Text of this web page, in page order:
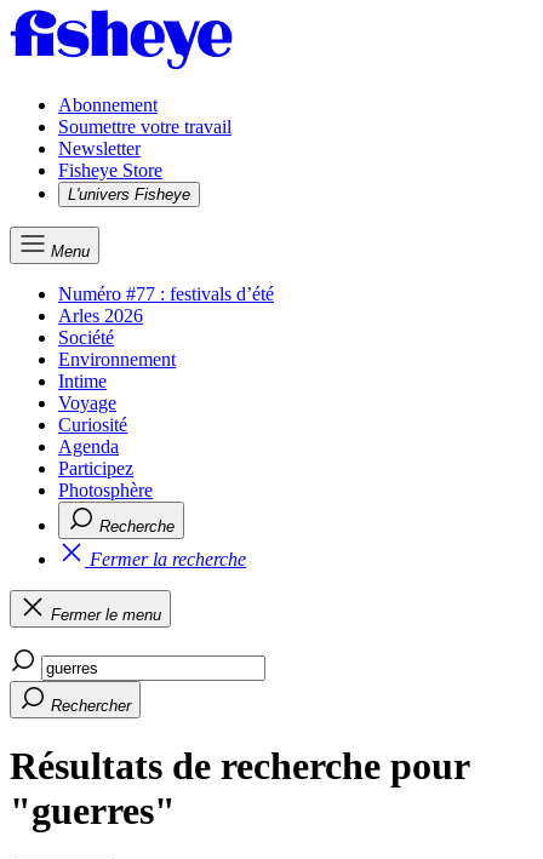
Abonnement
Soumettre votre travail
Newsletter
Fisheye Store
L'univers Fisheye
Menu
Numéro #77 : festivals d’été
Arles 2026
Société
Environnement
Intime
Voyage
Curiosité
Agenda
Participez
Photosphère
Recherche
Fermer la recherche
Fermer le menu
Rechercher
Résultats de recherche pour
"guerres"